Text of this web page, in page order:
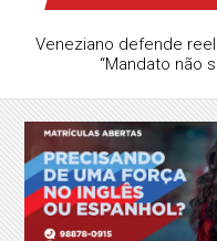
Veneziano defende
“Mandato não